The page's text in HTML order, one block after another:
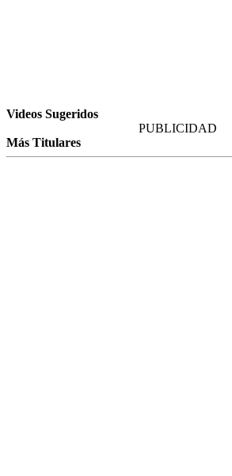
Videos Sugeridos
PUBLICIDAD
Más Titulares